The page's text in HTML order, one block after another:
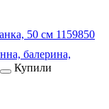
50 см 1159850
балерина,
Купили